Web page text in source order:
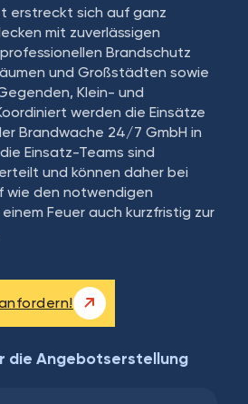
erstreckt sich auf ganz
mit zuverlässigen
Brandschutz
und Großstädten sowie
Klein- und
werden die Einsätze
Brandwache 24/7 GmbH in
Einsatz-Teams sind
und können daher bei
wie den notwendigen
Feuer auch kurzfristig zur
die Angebotserstellung